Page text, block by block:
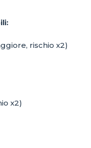
rischio x2)
x2)